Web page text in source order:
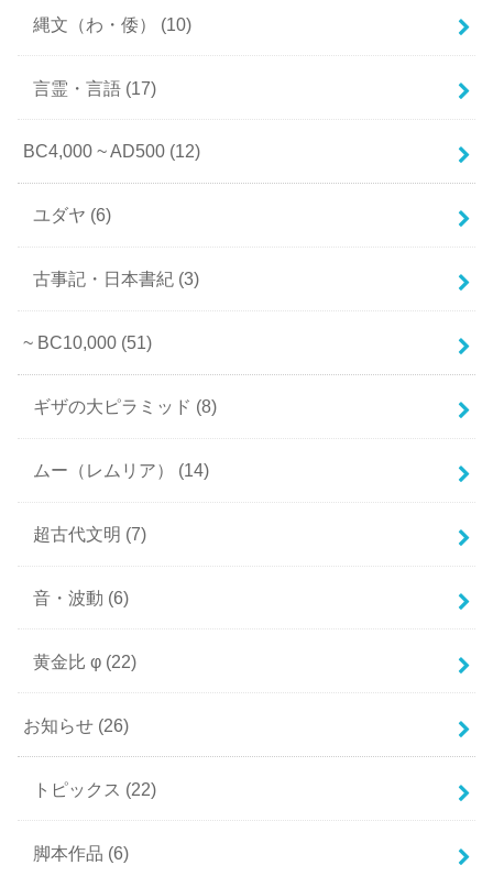
縄文（わ・倭） (10)
言霊・言語 (17)
BC4,000 ~ AD500 (12)
ユダヤ (6)
古事記・日本書紀 (3)
~ BC10,000 (51)
ギザの大ピラミッド (8)
ムー（レムリア） (14)
超古代文明 (7)
音・波動 (6)
黄金比 φ (22)
お知らせ (26)
トピックス (22)
脚本作品 (6)